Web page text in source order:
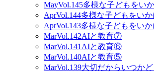
MayVol.145多様な子どもをい
AprVol.144多様な子どもをい
AprVol.143多様な子どもをい
MarVol.142AIと教育⑦
MarVol.141 AIと教育⑥
MarVol.140AIと教育⑤
MarVol.139大切だからいつか